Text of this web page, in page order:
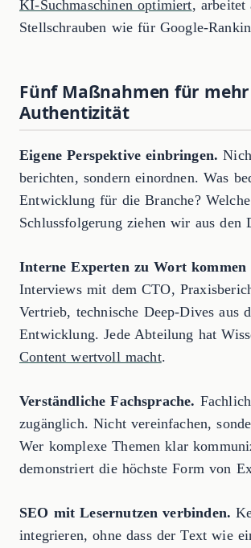
KI-Suchmaschinen optimiert, arbeitet
Stellschrauben wie für Google-
Fünf Maßnahmen für mehr
Authentizität
Eigene Perspektive einbringen.
berichten, sondern einordnen. Was
Entwicklung für die Branche? Welche
Schlussfolgerung ziehen wir aus den
Interne Experten zu Wort kommen
Interviews mit dem CTO,
Vertrieb, technische Deep-Dives aus
Entwicklung. Jede Abteilung hat
Content wertvoll macht.
Verständliche Fachsprache.
zugänglich. Nicht vereinfachen,
Wer komplexe Themen klar
demonstriert die höchste Form von
SEO mit Lesernutzen verbinden.
integrieren, ohne dass der Text wie